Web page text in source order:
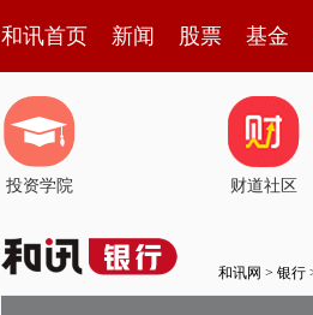
和讯首页 新闻 股票 基金
投资学院 财道社区
和讯网 > 银行